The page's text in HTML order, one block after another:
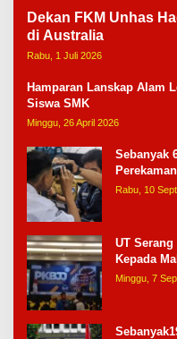
Dekan FKM Unhas
di Australia
Rabu, 1 Juli 2026
Hamparan Lanskap Alam
Siswa SMK
Minggu, 26 April 2026
Sebanyak
Rabu, 10
UT
Kepada
Minggu, 7